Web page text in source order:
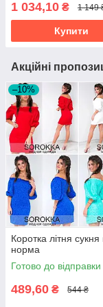
1 034,10 ₴ 1 149
Купити
Акційні
–10%
Коротка літня сукня
норма
Готово до відправки
489,60 ₴ 544 ₴